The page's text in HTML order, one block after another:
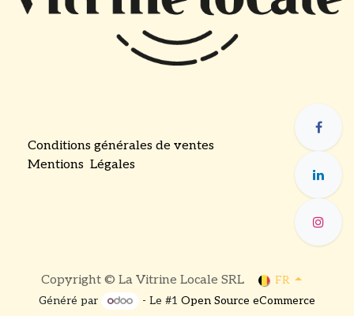
Conditions générales de ventes
Mentions Légales
Copyright © La Vitrine Locale SRL
FR
Généré par
- Le #1Open Source eCommerce